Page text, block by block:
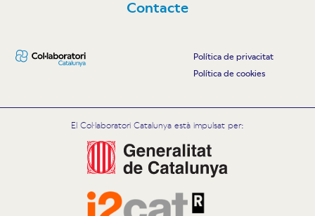
Contacte
Política de privacitat
Política de cookies
El Col·laboratori Catalunya està impulsat per: